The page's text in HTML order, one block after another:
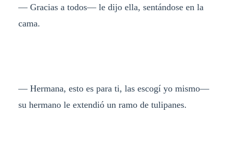
— Gracias a todos— le dijo ella, sentándose en la
cama.
— Hermana, esto es para ti, las escogí yo mismo—
su hermano le extendió un ramo de tulipanes.